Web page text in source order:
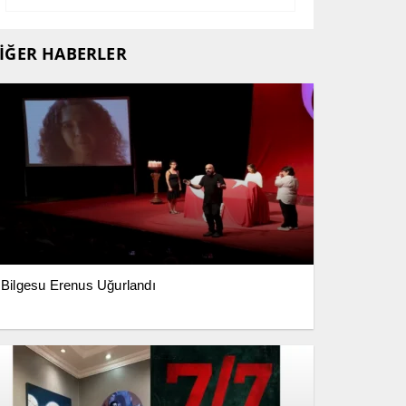
HABERLER
Bilgesu Erenus Uğurlandı